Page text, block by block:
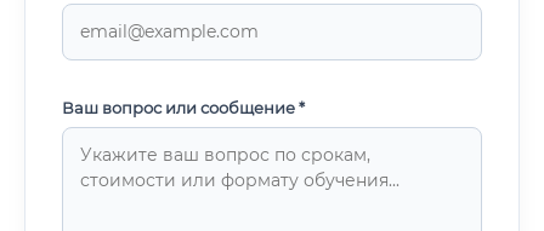
Ваш вопрос или сообщение *